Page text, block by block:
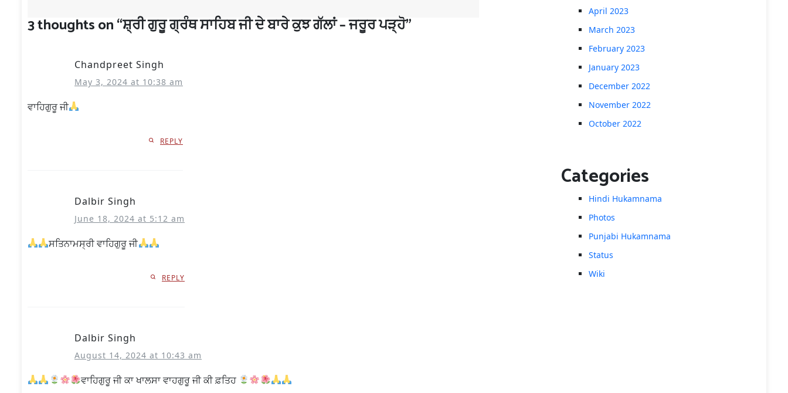
3 thoughts on “ਸ਼੍ਰੀ ਗੁਰੂ ਗ੍ਰੰਥ ਸਾਹਿਬ ਜੀ ਦੇ ਬਾਰੇ ਕੁਝ ਗੱਲਾਂ – ਜਰੂਰ ਪੜ੍ਹੋ”
Chandpreet Singh
May 3, 2024 at 10:38 am
ਵਾਹਿਗੁਰੂ ਜੀ
REPLY
Dalbir Singh
June 18, 2024 at 5:12 am
ਸਤਿਨਾਮਸ੍ਰੀ ਵਾਹਿਗੁਰੂ ਜੀ
REPLY
Dalbir Singh
August 14, 2024 at 10:43 am
ਵਾਹਿਗੁਰੂ ਜੀ ਕਾ ਖਾਲਸਾ ਵਾਹਗੁਰੂ ਜੀ ਕੀ ਫ਼ਤਿਹ
April 2023
March 2023
February 2023
January 2023
December 2022
November 2022
October 2022
Categories
Hindi Hukamnama
Photos
Punjabi Hukamnama
Status
Wiki